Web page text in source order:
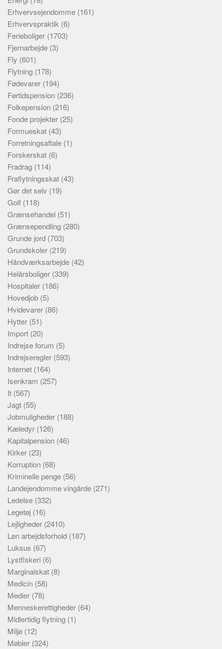
Erhvervsejendomme (161)
Erhvervspraktik (6)
Ferieboliger (1703)
Fjernarbejde (3)
Fly (601)
Flytning (178)
Fødevarer (194)
Førtidspension (236)
Folkepension (216)
Fonde projekter (25)
Formueskat (43)
Forretningsaftale (1)
Forskerskat (6)
Fradrag (114)
Fraflytningsskat (43)
Gør det selv (19)
Golf (118)
Grænsehandel (51)
Grænsependling (280)
Grunde jord (703)
Grundskoler (219)
Håndværksarbejde (42)
Helårsboliger (339)
Hospitaler (186)
Hovedjob (5)
Hvidevarer (86)
Hytter (51)
Import (20)
Indrejse forum (5)
Indrejseregler (593)
Internet (164)
Isenkram (257)
It (567)
Jagt (55)
Jobmuligheder (188)
Kæledyr (126)
Kapitalpension (46)
Kirker (23)
Korruption (68)
Kriminelle penge (56)
Landejendomme vingårde (271)
Ledelse (332)
Legetøj (16)
Lejligheder (2410)
Løn arbejdsforhold (187)
Luksus (67)
Lystfiskeri (6)
Marginalskat (8)
Medicin (58)
Medier (78)
Menneskerettigheder (64)
Midlertidig flytning (1)
Miljø (12)
Møbler (324)